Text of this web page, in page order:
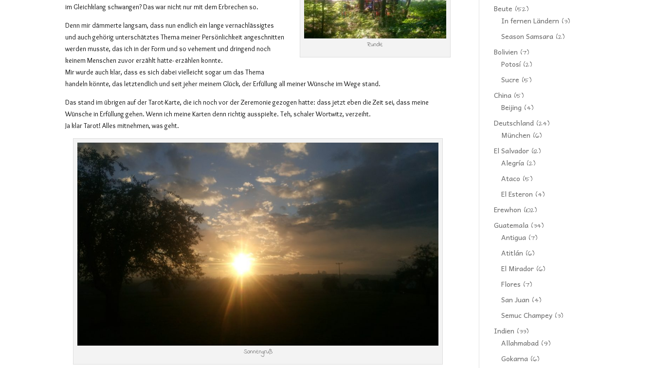
Runde
im Gleichklang schwangen? Das war nicht nur mit dem Erbrechen so.
Denn mir dämmerte langsam, dass nun endlich ein lange vernachlässigtes
und auch gehörig unterschätztes Thema meiner Persönlichkeit angeschnitten
werden musste, das ich in der Form und so vehement und dringend noch
keinem Menschen zuvor erzählt hatte- erzählen konnte.
Mir wurde auch klar, dass es sich dabei vielleicht sogar um das Thema
handeln könnte, das letztendlich und seit jeher meinem Glück, der Erfüllung all meiner Wünsche im Wege stand.
Das stand im übrigen auf der Tarot-Karte, die ich noch vor der Zeremonie gezogen hatte: dass jetzt eben die Zeit sei, dass meine
Wünsche in Erfüllung gehen. Wenn ich meine Karten denn richtig ausspielte. Teh, schaler Wortwitz, verzeiht.
Ja klar Tarot! Alles mitnehmen, was geht.
Sonnengruß
Beute (52)
In fernen Ländern (3)
Season Samsara (2)
Bolivien (7)
Potosí(2)
Sucre (5)
China (5)
Beijing (4)
Deutschland (24)
München (6)
El Salvador (12)
Alegría (2)
Ataco (5)
El Esteron (4)
Erewhon (102)
Guatemala (34)
Antigua (7)
Atitlán (6)
El Mirador (6)
Flores (7)
San Juan (4)
Semuc Champey (3)
Indien (33)
Allahmabad (9)
Gokarna (6)